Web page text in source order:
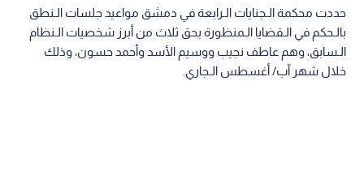
حددت محكمة الـجنايات الـرابعة في دمشق مواعيد جلسات الـنطق
بالـحكم في الـقضايا الـمنظورة بحق ثلاث من أبرز شخصيات الـنظام
الـسابق، وهم عاطف نجيب ووسيم الأسد وأحمد حسون، وذلك
خلال شهر آب/ أغسطس الـجاري.